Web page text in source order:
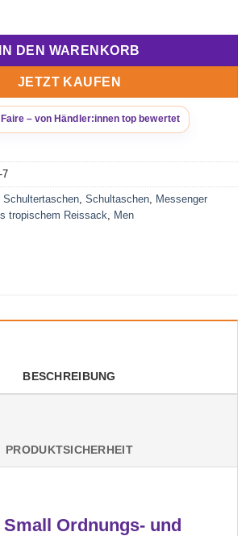
/ Wäschesack aus
IN DEN WARENKORB
JETZT KAUFEN
7
Schultertaschen Schultaschen
Messenger
tropischem Reissack Men
BESCHREIBUNG
PRODUKTSICHERHEIT
Small Ordnungs- und